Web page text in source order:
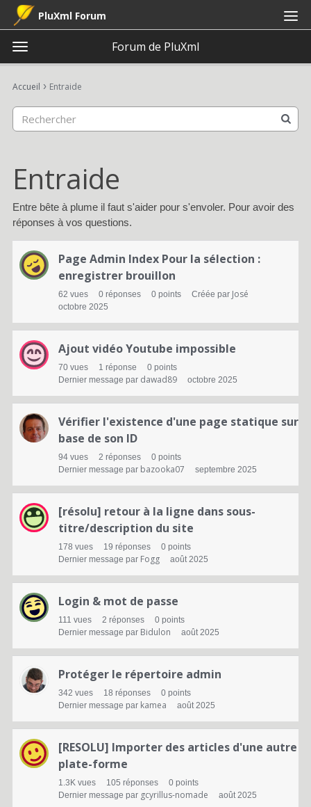
PluXml Forum
t
g
e
n
u
Forum de PluXml
Catégories
Discussions
Activité
Connexion
Accueil › Entraide
Entraide
Entre bête à plume il faut s'aider pour s'envoler. Pour avoir des
réponses à vos questions.
L
t
e
d
e
d
c
u
s
i
o
n
s
Page Admin Index Pour la sélection :
enregistrer brouillon
62 vues 0 réponses 0 points Créée par José
octobre 2025
Ajout vidéo Youtube impossible
70 vues 1 réponse 0 points
Dernier message par dawad89 octobre 2025
Vérifier l'existence d'une page statique sur
base de son ID
94 vues 2 réponses 0 points
Dernier message par bazooka07 septembre 2025
[résolu] retour à la ligne dans sous-
titre/description du site
178 vues 19 réponses 0 points
Dernier message par Fogg août 2025
Login & mot de passe
111 vues 2 réponses 0 points
Dernier message par Bidulon août 2025
Protéger le répertoire admin
342 vues 18 réponses 0 points
Dernier message par kamea août 2025
[RESOLU] Importer des articles d'une autre
plate-forme
1.3K vues 105 réponses 0 points
Dernier message par gcyrillus-nomade août 2025